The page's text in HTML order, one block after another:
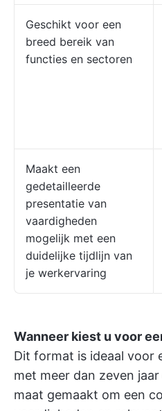
Geschikt voor een
breed bereik van
functies en sectoren
Maakt een
gedetailleerde
presentatie van
vaardigheden
mogelijk met een
duidelijke tijdlijn van
je werkervaring
Wanneer kiest u voor
Dit format is ideaal voor
met meer dan zeven
maat gemaakt om een